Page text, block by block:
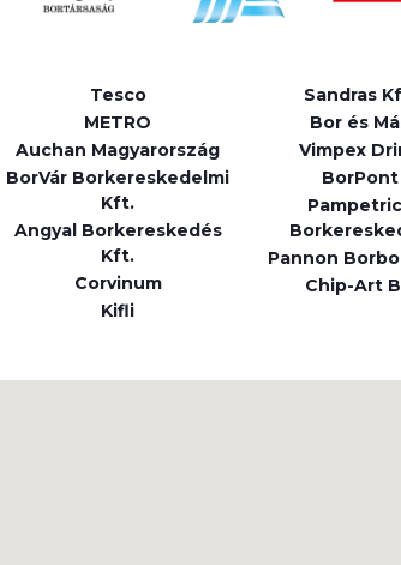
Tesco
METRO
Auchan Magyarország
BorVár Borkereskedelmi
Kft.
Angyal Borkereskedés
Kft.
Corvinum
Kifli
Sandras
Bor és
Vimpex
BorPont
Pannon
Chip-Art